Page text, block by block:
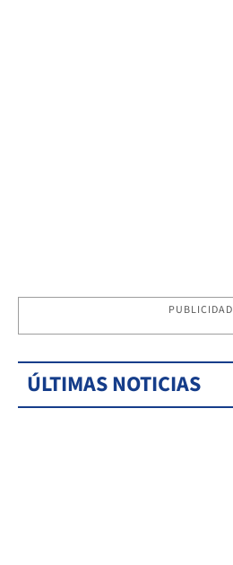
PUBLICIDAD
ÚLTIMAS NOTICIAS